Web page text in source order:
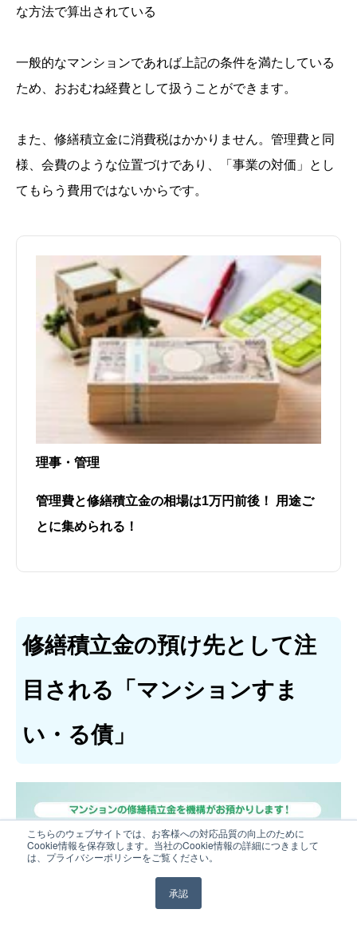
こちらのウェブサイトでは、お客様への対応品質の向上のために
Cookie情報を保存致します。当社のCookie情報の詳細につきまして
は、プライバシーポリシーをご覧ください。
承認
な方法で算出されている
一般的なマンションであれば上記の条件を満たしている
ため、おおむね経費として扱うことができます。
また、修繕積立金に消費税はかかりません。管理費と同
様、会費のような位置づけであり、「事業の対価」とし
てもらう費用ではないからです。
理事・管理
管理費と修繕積立金の相場は1万円前後！ 用途ご
とに集められる！
修繕積立金の預け先として注
目される「マンションすま
い・る債」